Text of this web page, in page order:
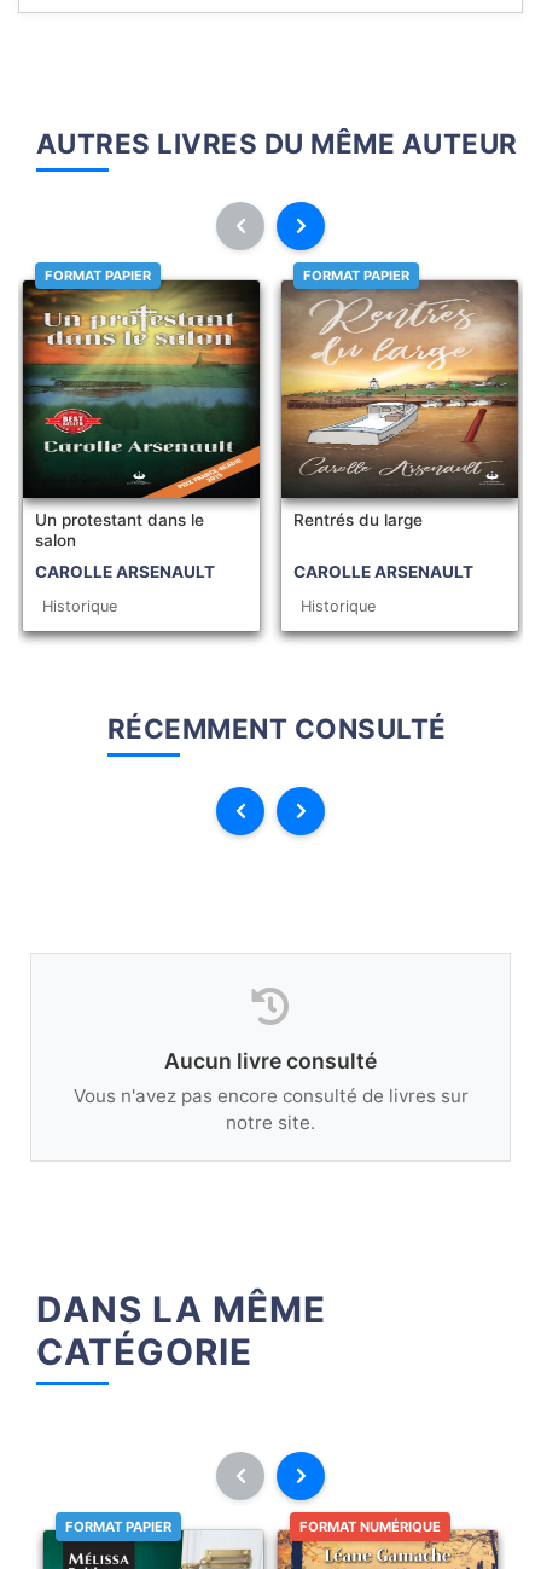
AUTRES LIVRES DU MÊME AUTEUR
FORMAT PAPIER
Un protestant dans le
salon
CAROLLE ARSENAULT
Historique
FORMAT PAPIER
Rentrés du large
CAROLLE ARSENAULT
Historique
RÉCEMMENT CONSULTÉ
Aucun livre consulté
Vous n'avez pas encore consulté de livres sur
notre site.
DANS LA MÊME
CATÉGORIE
FORMAT PAPIER FORMAT NUMÉRIQUE